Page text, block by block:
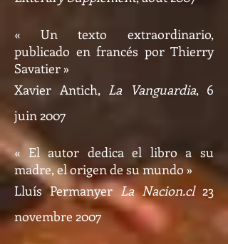
« Un texto extraordinario,
publicado en francés por Thierry
Savatier »
Xavier Antich, La Vanguardia, 6
juin 2007
« El autor dedica el libro a su
madre, el origen de su mundo »
Lluís PermanyerLa Nacion.cl 23
novembre 2007